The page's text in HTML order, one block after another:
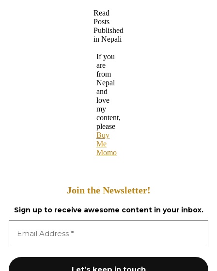
Read
Posts
Published
in Nepali
If you
are
from
Nepal
and
love
my
content,
please
Buy
Me
Momo
Join the Newsletter!
Sign up to receive awesome content in your inbox.